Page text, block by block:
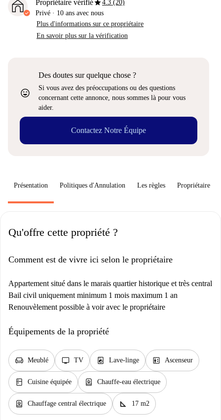
Propriétaire vérifiéstar4.3 (20)
Privé · 10 ans avec nous
Plus d'informations sur ce propriétaire
En savoir plus sur la vérification
sentiment_very_satisfied
Des doutes sur quelque chose ?
Si vous avez des préoccupations ou des questions
concernant cette annonce, nous sommes là pour vous
aider.
Contactez Notre Équipe
Présentation Politiques d'Annulation Les règles Propriétaire
Qu'offre cette propriété ?
Comment est de vivre ici selon le propriétaire
Appartement situé dans le marais quartier historique et très central
Bail civil uniquement minimum 1 mois maximum 1 an
Renouvèlement possible à voir avec le propriétaire
Équipements de la propriété
chair Meublé tv TV local_laundry_service Lave-linge elevator Ascenseur
kitchen Cuisine équipée water_heater Chauffe-eau électrique
water_heater Chauffage central électrique square_foot 17 m2